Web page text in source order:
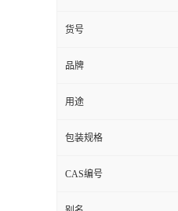
货号
品牌
用途
包装规格
CAS编号